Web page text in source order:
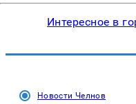
Интересное в
Новости Челнов